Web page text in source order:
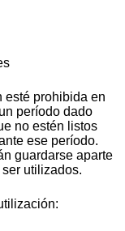
esté prohibida en
período dado
no estén listos
ese período.
guardarse aparte
utilizados.